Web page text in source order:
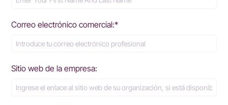
Correo electrónico comercial:*
Sitio web de la empresa: